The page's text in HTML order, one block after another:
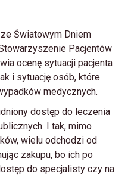
Światowym Dniem
Pacjentów
ocenę sytuacji pacjenta
i sytuację osób, które
medycznych.
dostęp do leczenia
I tak, mimo
wielu odchodzi od
zakupu, bo ich po
do specjalisty czy na